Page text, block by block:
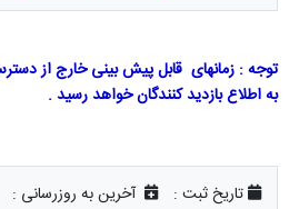
توجه : زمانهای قابل پیش بینی خارج از
به اطلاع بازدید کنندگان خواهد رسید .
تاریخ ثبت : آخرین به روزرسانی :